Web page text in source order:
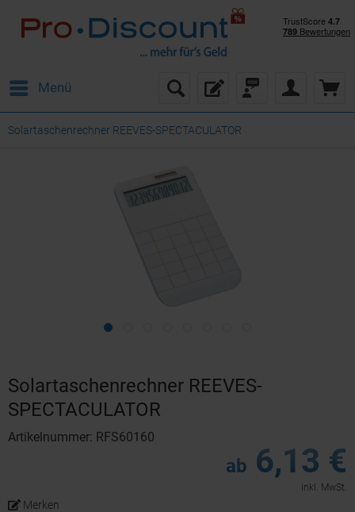
Menü
Solartaschenrechner REEVES-SPECTACULATOR
Solartaschenrechner REEVES-
SPECTACULATOR
Artikelnummer: RFS60160
ab 6,13 €
inkl. MwSt.
Merken